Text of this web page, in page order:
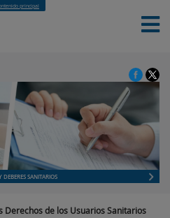
principal
TRANSPARENCIA SEDE
DEBERES SANITARIOS
Derechos de los Usuarios Sanitarios